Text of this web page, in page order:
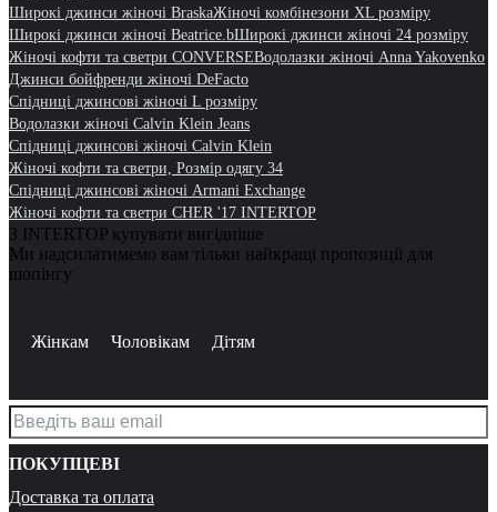
Широкі джинси жіночі BraskaЖіночі комбінезони XL розміру
Широкі джинси жіночі Beatrice.bШирокі джинси жіночі 24 розміру
Жіночі кофти та светри CONVERSEВодолазки жіночі Anna Yakovenko
Джинси бойфренди жіночі DeFacto
Спідниці джинсові жіночі L розміру
Водолазки жіночі Calvin Klein Jeans
Спідниці джинсові жіночі Calvin Klein
Жіночі кофти та светри, Розмір одягу 34
Спідниці джинсові жіночі Armani Exchange
Жіночі кофти та светри CHER '17 INTERTOP
З INTERTOP купувати вигідніше
Ми надсилатимемо вам тільки найкращі пропозиції для
шопінгу
Жінкам Чоловікам Дітям
ПОКУПЦЕВІ
Доставка та оплата